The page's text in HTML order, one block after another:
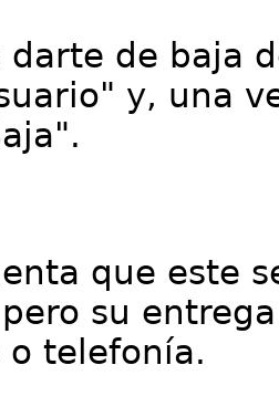
darte de baja
y, una
que este
su
o telefonía.